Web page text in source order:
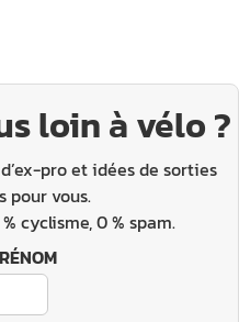
loin à vélo ?
pro et idées de sorties
pour vous.
cyclisme, 0 % spam.